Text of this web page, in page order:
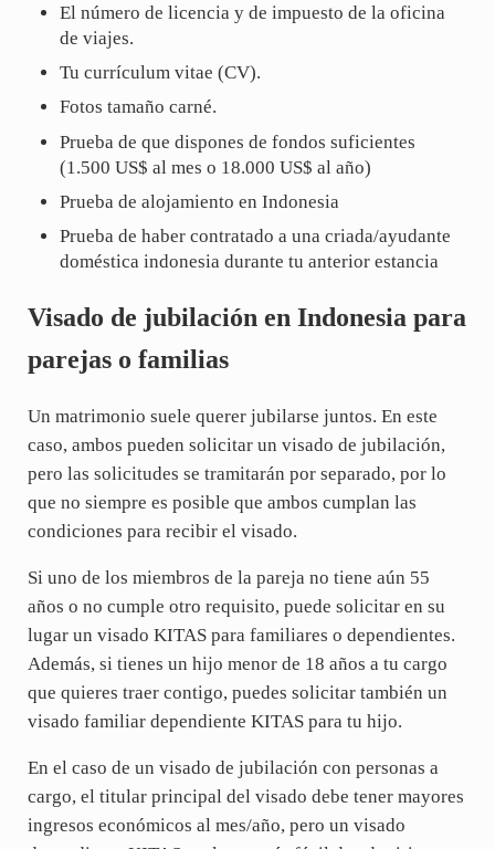
El número de licencia y de impuesto de la oficina
de viajes.
Tu currículum vitae (CV).
Fotos tamaño carné.
Prueba de que dispones de fondos suficientes
(1.500 US$ al mes o 18.000 US$ al año)
Prueba de alojamiento en Indonesia
Prueba de haber contratado a una criada/ayudante
doméstica indonesia durante tu anterior estancia
Visado de jubilación en Indonesia para
parejas o familias
Un matrimonio suele querer jubilarse juntos. En este
caso, ambos pueden solicitar un visado de jubilación,
pero las solicitudes se tramitarán por separado, por lo
que no siempre es posible que ambos cumplan las
condiciones para recibir el visado.
Si uno de los miembros de la pareja no tiene aún 55
años o no cumple otro requisito, puede solicitar en su
lugar un visado KITAS para familiares o dependientes.
Además, si tienes un hijo menor de 18 años a tu cargo
que quieres traer contigo, puedes solicitar también un
visado familiar dependiente KITAS para tu hijo.
En el caso de un visado de jubilación con personas a
cargo, el titular principal del visado debe tener mayores
ingresos económicos al mes/año, pero un visado